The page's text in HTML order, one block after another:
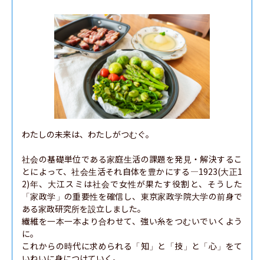
わたしの未来は、わたしがつむぐ。
社会の基礎単位である家庭生活の課題を発見・解決するこ
とによって、社会生活それ自体を豊かにする—1923(大正1
2)年、大江スミは社会で女性が果たす役割と、そうした
「家政学」の重要性を確信し、東京家政学院大学の前身で
ある家政研究所を設立しました。
繊維を一本一本より合わせて、強い糸をつむいでいくよう
に。
これからの時代に求められる「知」と「技」と「心」をて